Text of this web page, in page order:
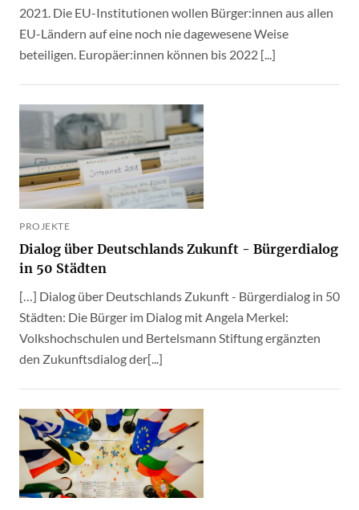
2021. Die EU-Institutionen wollen Bürger:innen aus allen
EU-Ländern auf eine noch nie dagewesene Weise
beteiligen. Europäer:innen können bis 2022 [...]
PROJEKTE
Dialog über Deutschlands Zukunft - Bürgerdialog
in 50 Städten
[…] Dialog über Deutschlands Zukunft - Bürgerdialog in 50
Städten: Die Bürger im Dialog mit Angela Merkel:
Volkshochschulen und Bertelsmann Stiftung ergänzten
den Zukunftsdialog der[...]